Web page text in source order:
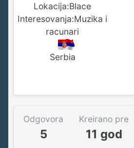
Lokacija:Blace
Interesovanja:Muzika i
racunari
Serbia
Odgovora
5
Kreirano pre
11 god